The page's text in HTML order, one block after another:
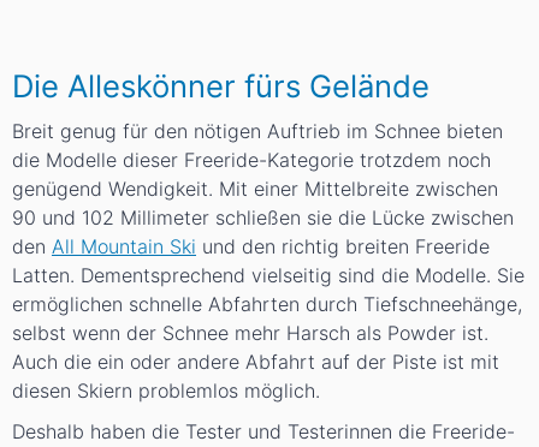
Die Alleskönner fürs Gelände
Breit genug für den nötigen Auftrieb im Schnee bieten
die Modelle dieser Freeride-Kategorie trotzdem noch
genügend Wendigkeit. Mit einer Mittelbreite zwischen
90 und 102 Millimeter schließen sie die Lücke zwischen
den All Mountain Ski und den richtig breiten Freeride
Latten. Dementsprechend vielseitig sind die Modelle. Sie
ermöglichen schnelle Abfahrten durch Tiefschneehänge,
selbst wenn der Schnee mehr Harsch als Powder ist.
Auch die ein oder andere Abfahrt auf der Piste ist mit
diesen Skiern problemlos möglich.
Deshalb haben die Tester und Testerinnen die Freeride-